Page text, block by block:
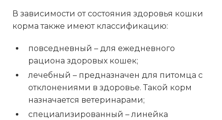
В зависимости от состояния здоровья кошки
корма также имеют классификацию:
повседневный – для ежедневного
рациона здоровых кошек;
лечебный – предназначен для питомца с
отклонениями в здоровье. Такой корм
назначается ветеринарами;
специализированный – линейка